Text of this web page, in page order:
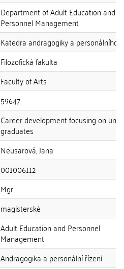
Department of Adult Education and
Personnel Management
Katedra andragogiky a personálního
Filozofická fakulta
Faculty of Arts
59647
Career development focusing on
graduates
Neusarová, Jana
001006112
Mgr.
magisterské
Adult Education and Personnel
Management
Andragogika a personální řízení